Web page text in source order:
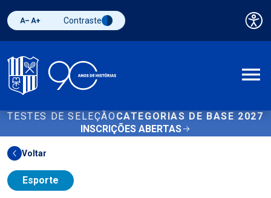
Diminuir fonte
Aumentar fonteAlternar contraste
Contraste
TESTES DE SELEÇÃO CATEGORIAS DE BASE 2027
INSCRIÇÕES ABERTAS
Voltar
Esporte